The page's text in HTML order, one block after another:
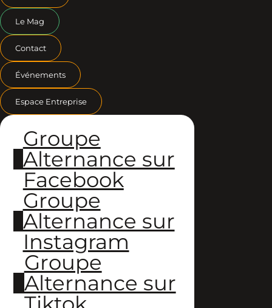
Le Mag
Contact
Événements
Espace Entreprise
Groupe
Alternance sur
Facebook
Groupe
Alternance sur
Instagram
Groupe
Alternance sur